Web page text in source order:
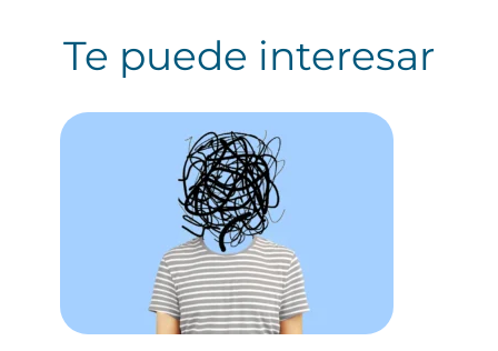
Te puede interesar